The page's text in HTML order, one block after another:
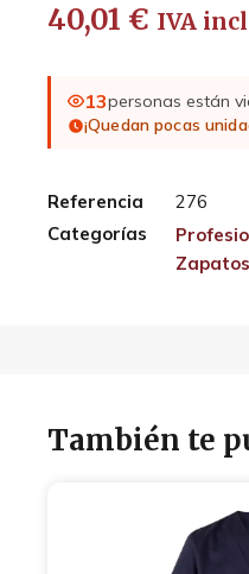
40,01 € IVA
13personas están
¡Quedan pocas
Referencia
276
Categorías
También te